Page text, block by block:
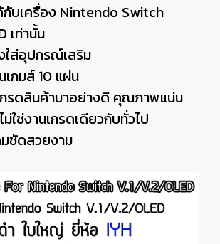
กับเครื่อง Nintendo Switch
เท่านั้น
ส่อุปกรณ์เสริม
กมส์ 10 แผ่น
กรดสินค้ามาอย่างดี คุณภาพแน่น
ใช่งานเกรดเดียวกับทั่วไป
ชัดสวยงาม